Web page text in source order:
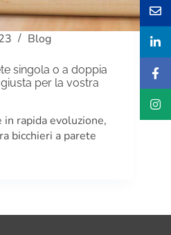
Blog
singola o a doppia
per la vostra
rapida evoluzione,
bicchieri a parete